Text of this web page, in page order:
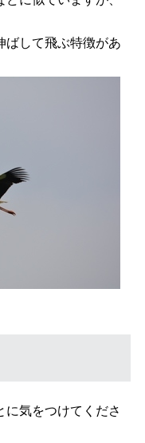
して飛ぶ特徴があ
気をつけてくださ